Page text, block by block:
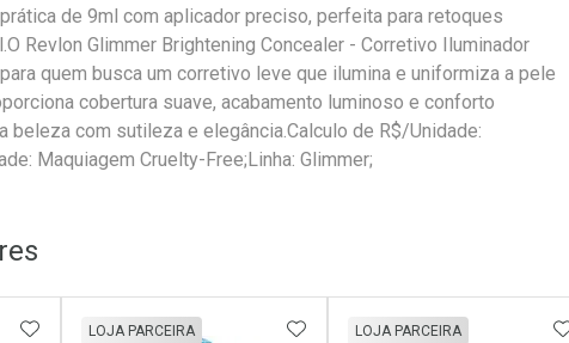
de 9ml com aplicador preciso, perfeita para retoques
Revlon Glimmer Brightening Concealer - Corretivo Iluminador
quem busca um corretivo leve que ilumina e uniformiza a pele
cobertura suave, acabamento luminoso e conforto
beleza com sutileza e elegância.Calculo de R$/Unidade:
Maquiagem Cruelty-Free;Linha: Glimmer;
ADICIONAR AOS FAVORITOS
LOJA PARCEIRA ADICIONAR AOS FAVORITOS
LOJA PARCEIRA